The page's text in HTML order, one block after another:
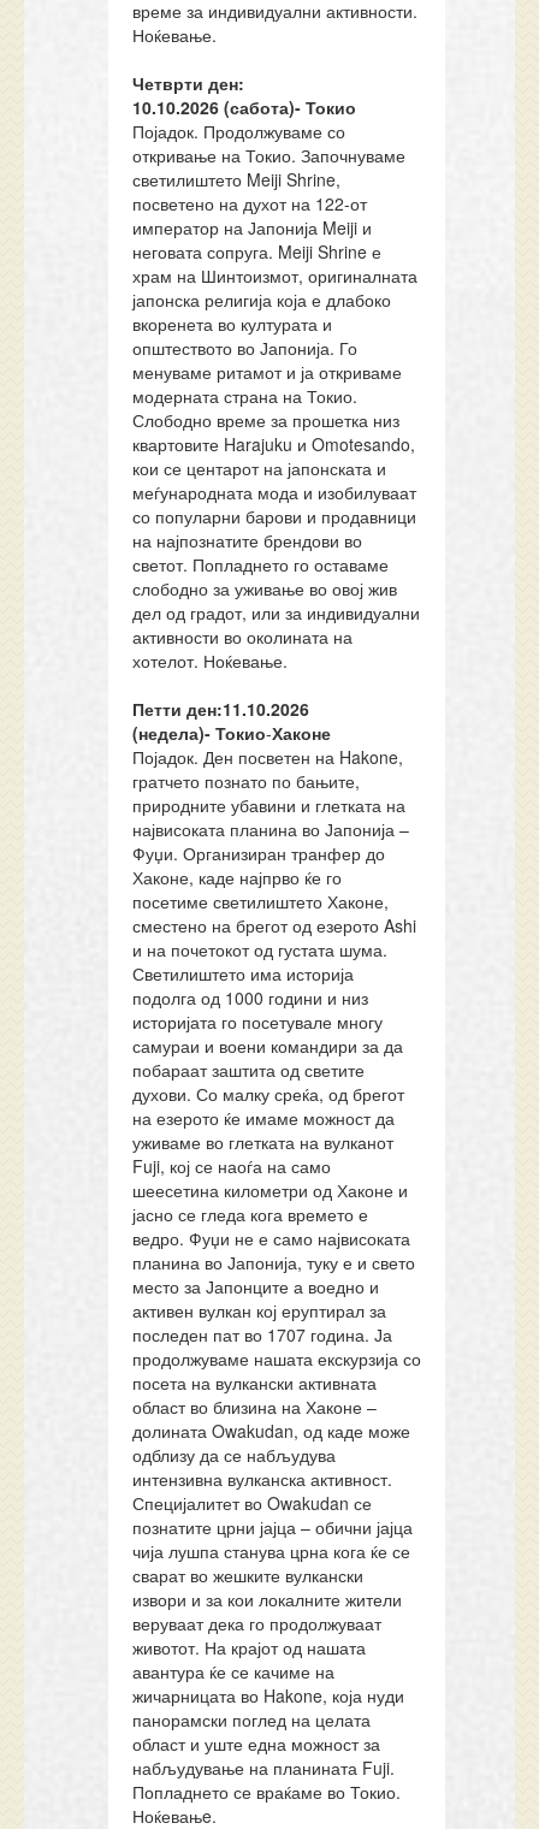
време за индивидуални активности.
Ноќевање.
Четврти ден:
10.10.2026(сабота)- Токио
Појадок. Продолжуваме со
откривање на Токио. Започнуваме
светилиштето Meiji Shrine,
посветено на духот на 122-от
император на Јапонија Meiji и
неговата сопруга. Meiji Shrine е
храм на Шинтоизмот, оригиналната
јапонска религија која е длабоко
вкоренета во културата и
општеството во Јапонија. Го
менуваме ритамот и ја откриваме
модерната страна на Токио.
Слободно време за прошетка низ
квартовите Harajuku и Omotesando,
кои се центарот на јапонската и
меѓународната мода и изобилуваат
со популарни барови и продавници
на најпознатите брендови во
светот. Попладнето го оставаме
слободно за уживање во овој жив
дел од градот, или за индивидуални
активности во околината на
хотелот. Ноќевање.
Петти ден:11.10.2026
(недела)- Токио-Хаконе
Појадок. Ден посветен на Hakone,
гратчето познато по бањите,
природните убавини и глетката на
највисоката планина во Јапонија –
Фуџи. Организиран транфер до
Хаконе, каде најпрво ќе го
посетиме светилиштето Хаконе,
сместено на брегот од езерото Ashi
и на почетокот од густата шума.
Светилиштето има историја
подолга од 1000 години и низ
историјата го посетувале многу
самураи и воени командири за да
побараат заштита од светите
духови. Со малку среќа, од брегот
на езерото ќе имаме можност да
уживаме во глетката на вулканот
Fuji, кој се наоѓа на само
шеесетина километри од Хаконе и
јасно се гледа кога времето е
ведро. Фуџи не е само највисоката
планина во Јапонија, туку е и свето
место за Јапонците а воедно и
активен вулкан кој еруптирал за
последен пат во 1707 година. Ја
продолжуваме нашата екскурзија со
посета на вулкански активната
област во близина на Хаконе –
долината Owakudan, од каде може
одблизу да се набљудува
интензивна вулканска активност.
Специјалитет во Owakudan се
познатите црни јајца – обични јајца
чија лушпа станува црна кога ќе се
сварат во жешките вулкански
извори и за кои локалните жители
веруваат дека го продолжуваат
животот. На крајот од нашата
авантура ќе се качиме на
жичарницата во Hakone, која нуди
панорамски поглед на целата
област и уште една можност за
набљудување на планината Fuji.
Попладнето се враќаме во Токио.
Ноќевањe.